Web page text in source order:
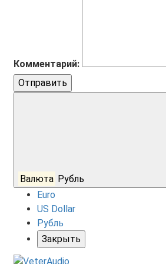
Комментарий:
Отправить
Валюта Рубль
Euro
US Dollar
Рубль
Закрыть